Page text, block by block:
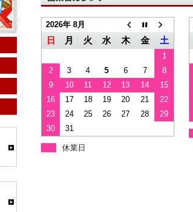
2026年 8月
日 月 火 水 木 金 土
1
2
3 4 5 6 7
8
9
10 11 12 13 14
15
16
17 18 19 20 21
22
23
24 25 26 27 28
29
30
31
休業日